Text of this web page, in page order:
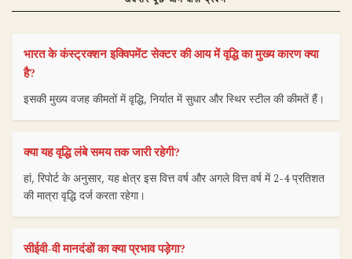
भारत के कंस्ट्रक्शन इक्विपमेंट सेक्टर की आय में वृद्धि का मुख्य कारण क्या
है?
इसकी मुख्य वजह कीमतों में वृद्धि, निर्यात में सुधार और स्थिर स्टील की कीमतें हैं।
क्या यह वृद्धि लंबे समय तक जारी रहेगी?
हां, रिपोर्ट के अनुसार, यह क्षेत्र इस वित्त वर्ष और अगले वित्त वर्ष में 2-4 प्रतिशत
की मात्रा वृद्धि दर्ज करता रहेगा।
सीईवी-वी मानदंडों का क्या प्रभाव पड़ेगा?